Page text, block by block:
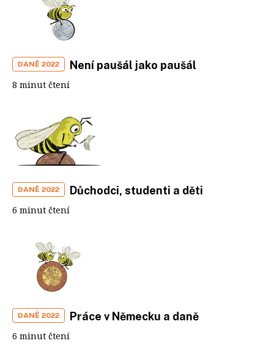
DANĚ 2022 Není paušál jako paušál
8 minut čtení
DANĚ 2022 Důchodci, studenti a děti
6 minut čtení
DANĚ 2022 Práce v Německu a daně
6 minut čtení